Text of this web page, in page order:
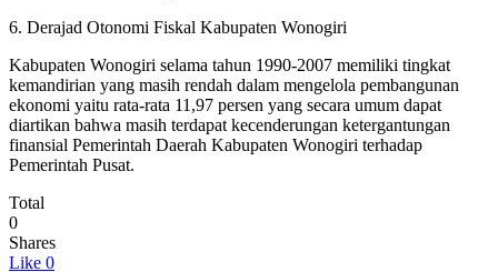
6. Derajad Otonomi Fiskal Kabupaten Wonogiri
Kabupaten Wonogiri selama tahun 1990-2007 memiliki tingkat
kemandirian yang masih rendah dalam mengelola pembangunan
ekonomi yaitu rata-rata 11,97 persen yang secara umum dapat
diartikan bahwa masih terdapat kecenderungan ketergantungan
finansial Pemerintah Daerah Kabupaten Wonogiri terhadap
Pemerintah Pusat.
Total
0
Shares
Like 0